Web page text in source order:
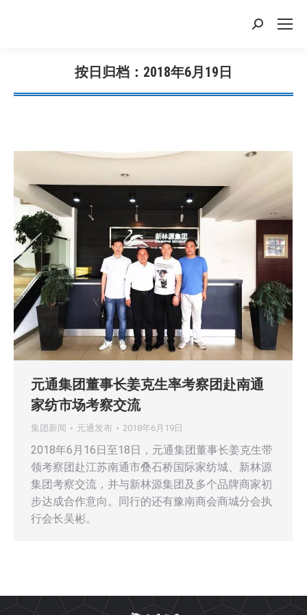
搜
按日归档： 2018年6月19日
您在这里：
元通集团董事长姜克生率考察团赴南通
家纺市场考察交流
集团新闻 元通发布 2018年6月19日
2018年6月16日至18日，元通集团董事长姜克生带
领考察团赴江苏南通市叠石桥国际家纺城、新林源
集团考察交流，并与新林源集团及多个品牌商家初
步达成合作意向。同行的还有豫南商会商城分会执
行会长吴彬。